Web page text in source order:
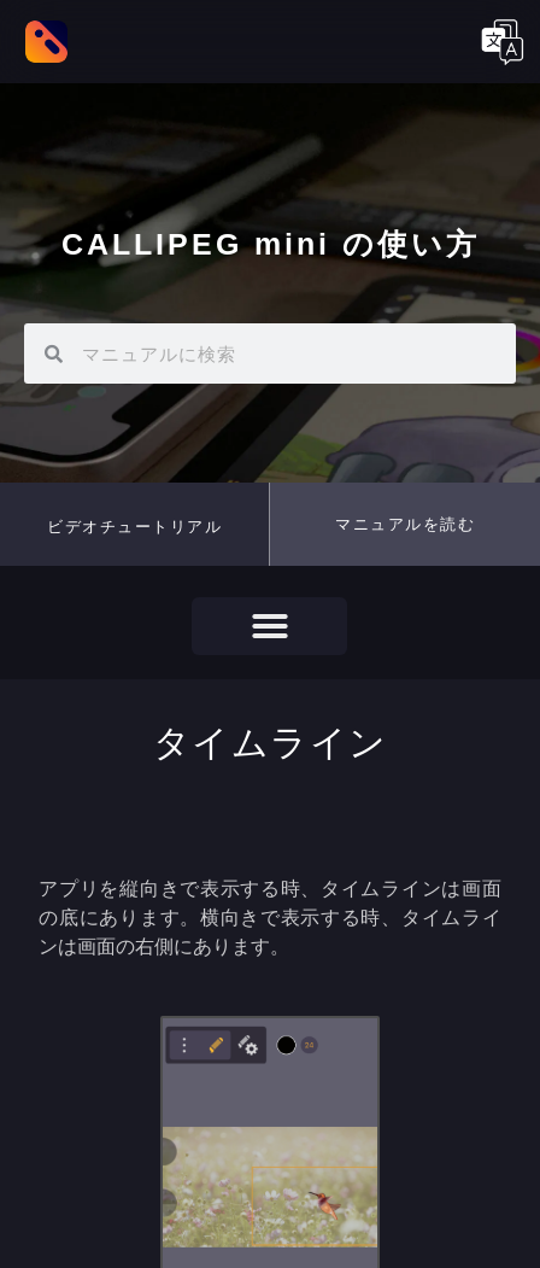
CALLIPEG mini の使い方
ビデオチュートリアル マニュアルを読む
タイムライン
アプリを縦向きで表示する時、タイムラインは画面
の底にあります。横向きで表示する時、タイムライ
ンは画面の右側にあります。